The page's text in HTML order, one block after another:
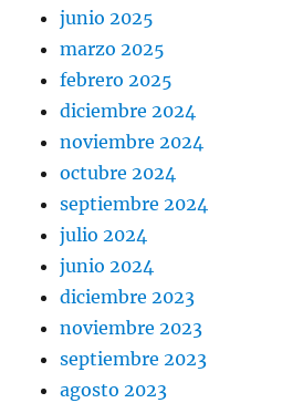
junio 2025
marzo 2025
febrero 2025
diciembre 2024
noviembre 2024
octubre 2024
septiembre 2024
julio 2024
junio 2024
diciembre 2023
noviembre 2023
septiembre 2023
agosto 2023